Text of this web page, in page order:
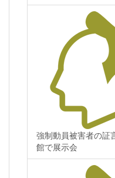
強制動員被害者の
館で展示会